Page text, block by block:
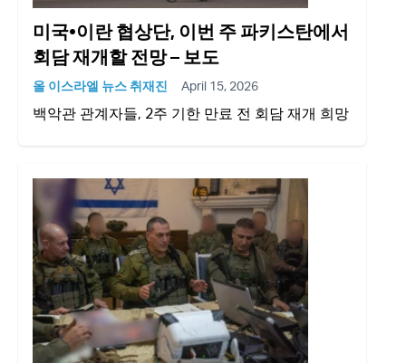
미국•이란 협상단, 이번 주 파키스탄에서
회담 재개할 전망 – 보도
올 이스라엘 뉴스 취재진 April 15, 2026
백악관 관계자들, 2주 기한 만료 전 회담 재개 희망